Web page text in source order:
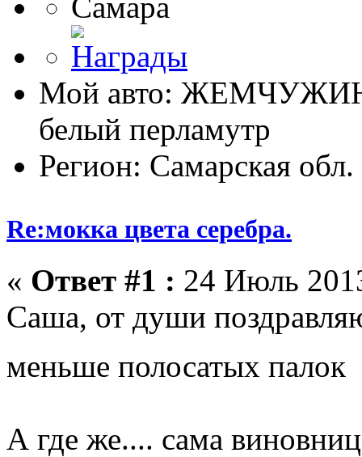
Мой авто:
белый перламутр
Регион: Самарская обл.
Re:мокка цвета серебра.
« Ответ #1 : 24 Июль
Саша, от души
меньше полосатых палок
А где же.... сама